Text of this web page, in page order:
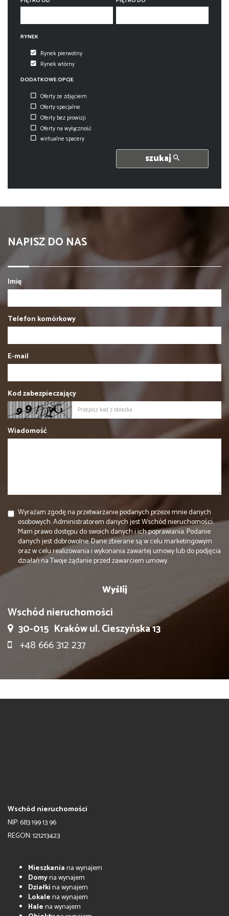
RYNEK
Rynek pierwotny
Rynek wtórny
DODATKOWE OPCJE
Oferty ze zdjęciem
Oferty specjalne
Oferty bez prowizji
Oferty na wyłączność
wirtualne spacery
szukaj
NAPISZ DO NAS
Imię
Telefon komórkowy
E-mail
Kod zabezpieczający
Wiadomość
Wyrażam zgodę na przetwarzanie podanych przeze mnie danych
osobowych. Administratorem danych jest Wschód nieruchomości.
Mam prawo dostępu do swoich danych i ich poprawiania. Podanie
danych jest dobrowolne. Dane zbierane są w celu marketingowym
oraz w celu realizowania i wykonania zawartej umowy lub do podjęcia
działań na Twoje żądanie przed zawarciem umowy.
Wschód nieruchomości
30-015 Kraków ul. Cieszyńska 13
+48 666 312 237
Wschód nieruchomości
NIP: 683 199 13 96
REGON: 121213423
Mieszkaniana wynajem
Domyna wynajem
Działkina wynajem
Lokalena wynajem
Halena wynajem